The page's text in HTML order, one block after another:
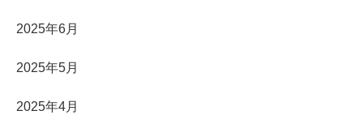
2025年6月
2025年5月
2025年4月